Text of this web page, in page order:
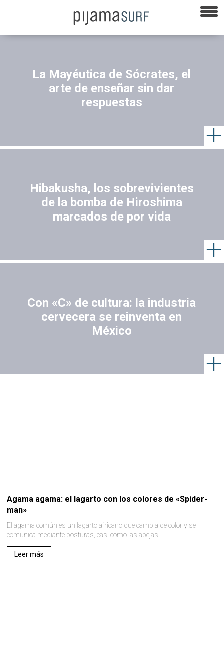
La Mayéutica de Sócrates, el
arte de enseñar sin dar
respuestas
Hibakusha, los sobrevivientes
de la bomba de Hiroshima
marcados de por vida
Con «C» de cultura: la industria
cervecera se reinventa en
México
Agama agama: el lagarto con los colores de «Spider-
man»
El agama común es un lagarto africano que cambia de color y se
comunica mediante posturas, casi como las abejas.
Leer más